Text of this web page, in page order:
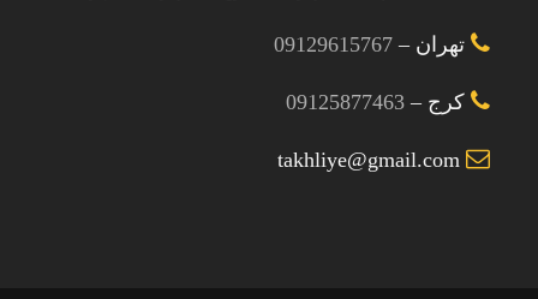
تهران – 09129615767
کرج – 09125877463